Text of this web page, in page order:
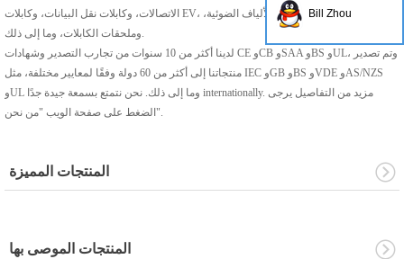
الاتصالات، وكابلات نقل البيانات، وكابلات EV، وكابلات الإشارة، وكابلات الألياف الضوئية،
وملحقات الكابلات، وما إلى ذلك.
لدينا أكثر من 10 سنوات من تجارب التصدير وشهادات CE وCB وSAA وBS وUL، وتم تصدير
منتجاتنا إلى أكثر من 60 دولة وفقًا لمعايير مختلفة، مثل IEC وGB وBS وVDE وAS/NZS
وUL وما إلى ذلك. نحن نتمتع بسمعة جيدة جدًا internationally. مزيد من التفاصيل يرجى
الضغط على صفحة الويب "من نحن".
المنتجات المميزة
المنتجات الموصى بها
Bill Zhou